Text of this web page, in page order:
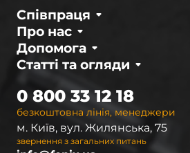
Про нас
Співпраця
Статті та огляди
Допомога
безкоштовна лінія, менеджери
0 800 33 12 18
м. Київ, вул. Жилянська, 75
звернення з загальних питань